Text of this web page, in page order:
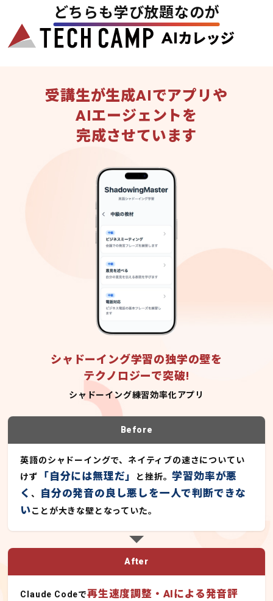
どちらも学び放題なのが
受講生が生成AIでアプリや
AIエージェントを
完成させています
シャドーイング学習の独学の壁を
テクノロジーで突破!
シャドーイング練習効率化アプリ
Before
英語のシャドーイングで、ネイティブの速さについてい
けず
「自分には無理だ」 と挫折。学習効率が悪
く、
自分の発音の良し悪しを一人で判断できな
いことが大きな壁となっていた。
After
Claude Codeで再生速度調整・AIによる発音評